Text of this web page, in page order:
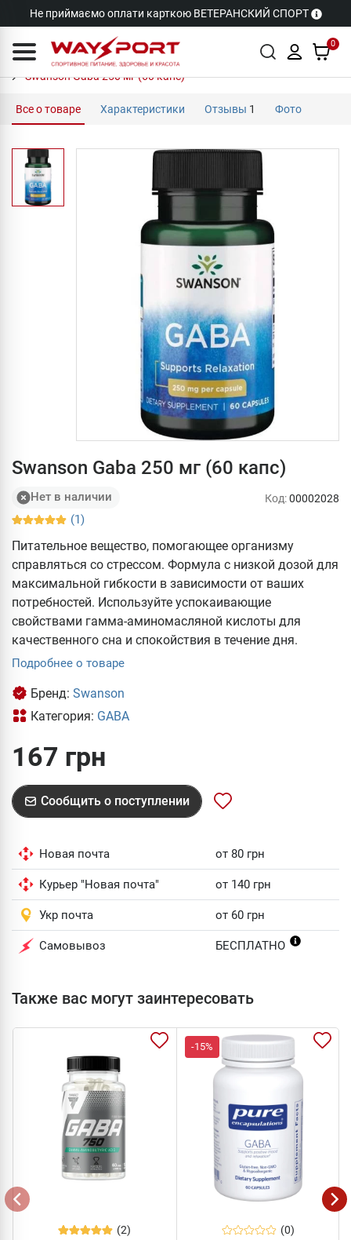
Не приймаємо оплати карткою ВЕТЕРАНСКИЙ СПОРТ
0
Swanson Gaba 250 мг (60 капс)
Все о товаре Характеристики Отзывы 1 Фото
Swanson Gaba 250 мг (60 капс)
Нет в наличии
(1)
Код:00002028
Питательное вещество, помогающее организму
справляться со стрессом. Формула с низкой дозой для
максимальной гибкости в зависимости от ваших
потребностей. Используйте успокаивающие
свойствами гамма-аминомасляной кислоты для
качественного сна и спокойствия в течение дня.
Подробнее о товаре
Бренд: Swanson
Категория: GABA
167 грн
Сообщить о поступлении
Новая почта от 80 грн
Курьер "Новая почта" от 140 грн
Укр почта от 60 грн
Самовывоз БЕСПЛАТНО
Также вас могут заинтересовать
(2)
-15%
(0)